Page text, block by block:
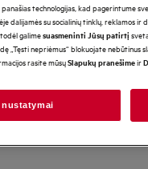
technologijas, kad pagerintume
dalijamės su socialinių tinklų, reklamos
galimesuasmeninti Jūsų patirtį
„Tęsti nepriėmus“ blokuojate nebūtinus
rasite mūsųSlapukų pranešimeir
nustatymai